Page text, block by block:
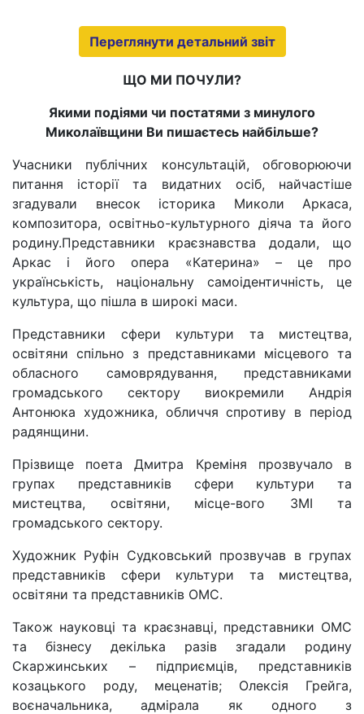
Переглянути детальний звіт
ЩО МИ ПОЧУЛИ?
Якими подіями чи постатями з минулого
Миколаївщини Ви пишаєтесь найбільше?
Учасники публічних консультацій, обговорюючи
питання історії та видатних осіб, найчастіше
згадували внесок історика Миколи Аркаса,
композитора, освітньо-культурного діяча та його
родину.Представники краєзнавства додали, що
Аркас і його опера «Катерина» – це про
українськість, національну самоідентичність, це
культура, що пішла в широкі маси.
Представники сфери культури та мистецтва,
освітяни спільно з представниками місцевого та
обласного самоврядування, представниками
громадського сектору виокремили Андрія
Антонюка художника, обличчя спротиву в період
радянщини.
Прізвище поета Дмитра Креміня прозвучало в
групах представників сфери культури та
мистецтва, освітяни, місце-вого ЗМІ та
громадського сектору.
Художник Руфін Судковський прозвучав в групах
представників сфери культури та мистецтва,
освітяни та представників ОМС.
Також науковці та краєзнавці, представники ОМС
та бізнесу декілька разів згадали родину
Скаржинських – підприємців, представників
козацького роду, меценатів; Олексія Грейга,
воєначальника, адмірала як одного з